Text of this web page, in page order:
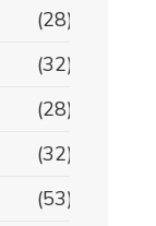
(28)
(32)
(28)
(32)
(53)